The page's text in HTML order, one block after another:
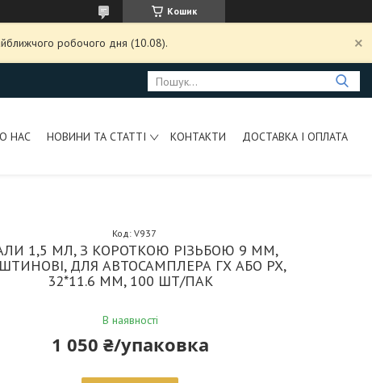
Кошик
робочого дня (10.08).
НАС НОВИНИ ТА СТАТТІ КОНТАКТИ ДОСТАВКА І ОПЛАТА
1,5 МЛ, З КОРОТКОЮ РІЗЬБОЮ 9 ММ,
ДЛЯ АВТОСАМПЛЕРА ГХ АБО РХ,
32*11.6 ММ, 100 ШТ/ПАК
В наявності
Код: V937
1 050 ₴/упаковка